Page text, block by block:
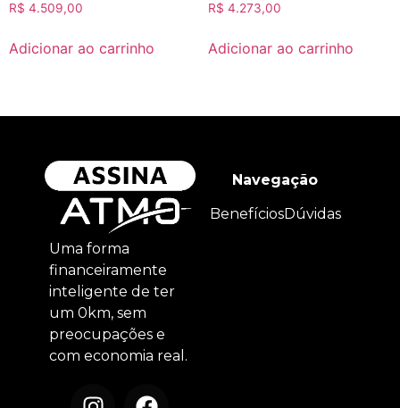
R$ 4.509,00
Adicionar ao carrinho
R$ 4.273,00
Adicionar ao carrinho
Uma forma
financeiramente
inteligente de ter
um 0km, sem
preocupações e
com economia real.
Navegação
BenefíciosDúvidas